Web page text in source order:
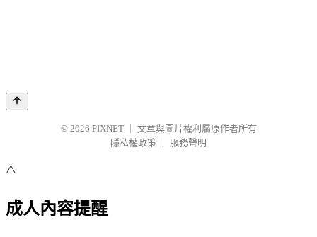
© 2026 PIXNET
文章與圖片權利屬原作者所有
隱私權政策
服務聲明
⚠️
成人內容提醒